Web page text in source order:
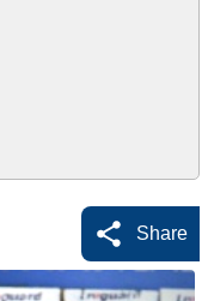
Share